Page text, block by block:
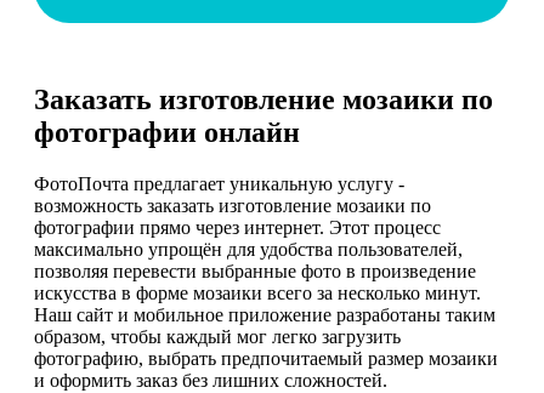
Заказать изготовление мозаики по
фотографии онлайн
ФотоПочта предлагает уникальную услугу -
возможность заказать изготовление мозаики по
фотографии прямо через интернет. Этот процесс
максимально упрощён для удобства пользователей,
позволяя перевести выбранные фото в произведение
искусства в форме мозаики всего за несколько минут.
Наш сайт и мобильное приложение разработаны таким
образом, чтобы каждый мог легко загрузить
фотографию, выбрать предпочитаемый размер мозаики
и оформить заказ без лишних сложностей.